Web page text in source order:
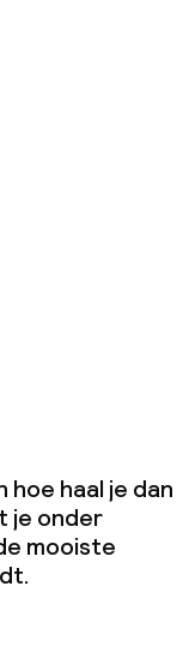
haal je dan
je onder
mooiste